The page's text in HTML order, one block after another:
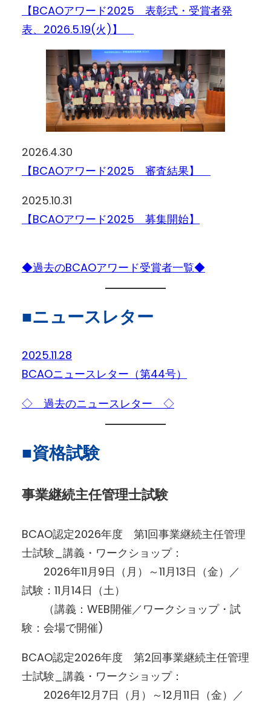
【BCAOアワード2025 表彰式・受賞者発
表、2026.5.19(火)】
2026.4.30
【BCAOアワード2025 審査結果】
2025.10.31
【BCAOアワード2025 募集開始】
◆過去のBCAOアワード受賞者一覧◆
■ニュースレター
2025.11.28
BCAOニュースレター（第44号）
◇ 過去のニュースレター ◇
■資格試験
事業継続主任管理士試験
BCAO認定2026年度 第1回事業継続主任管理
士試験_講義・ワークショップ：
2026年11月9日（月）～11月13日（金）／
試験：11月14日（土）
（講義：WEB開催／ワークショップ・試
験：会場で開催)
BCAO認定2026年度 第2回事業継続主任管理
士試験_講義・ワークショップ：
2026年12月7日（月）～12月11日（金）／